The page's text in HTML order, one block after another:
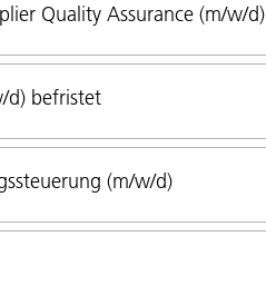
Quality Assurance (m/w/d)
d) befristet
(m/w/d)